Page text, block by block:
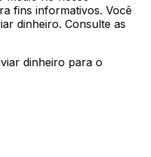
fins informativos. Você
dinheiro. Consulte as
dinheiro para o